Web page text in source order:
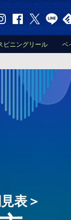
ピニングリール ベ
表＞